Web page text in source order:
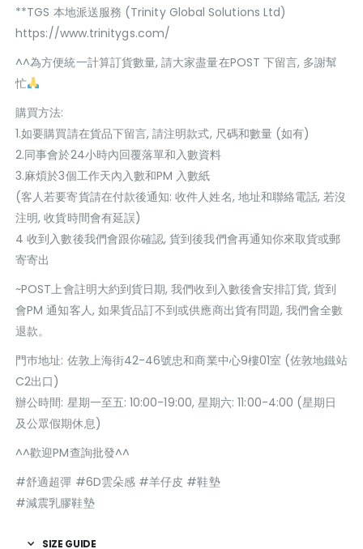
**TGS 本地派送服務 (Trinity Global Solutions Ltd)
https://www.trinitygs.com/
^^為方便統一計算訂貨數量, 請大家盡量在POST 下留言, 多謝幫
忙
購買方法:
1.如要購買請在貨品下留言, 請注明款式, 尺碼和數量 (如有)
2.同事會於24小時內回覆落單和入數資料
3.麻煩於3個工作天內入數和PM 入數紙
(客人若要寄貨請在付款後通知: 收件人姓名, 地址和聯絡電話, 若沒
注明, 收貨時間會有延誤)
4 收到入數後我們會跟你確認, 貨到後我們會再通知你來取貨或郵
寄寄出
~POST上會註明大約到貨日期, 我們收到入數後會安排訂貨, 貨到
會PM 通知客人, 如果貨品訂不到或供應商出貨有問題, 我們會全數
退款。
門巿地址: 佐敦上海街42-46號忠和商業中心9樓01室 (佐敦地鐵站
C2出口)
辦公時間: 星期一至五: 10:00-19:00, 星期六: 11:00-4:00 (星期日
及公眾假期休息)
^^歡迎PM查詢批發^^
#舒適超彈 #6D雲朵感 #羊仔皮 #鞋墊
#減震乳膠鞋墊
SIZE GUIDE